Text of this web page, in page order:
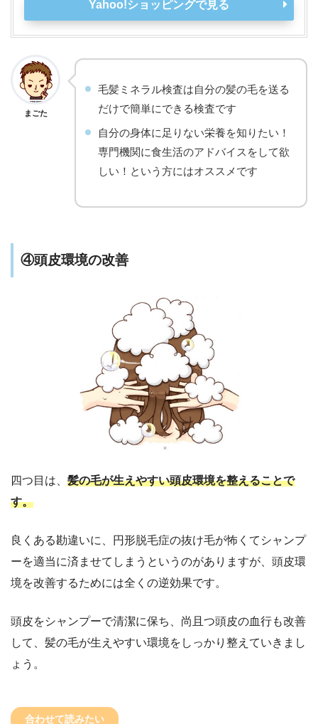
Yahoo!ショッピングで見る
まごた
毛髪ミネラル検査は自分の髪の毛を送る
だけで簡単にできる検査です
自分の身体に足りない栄養を知りたい！
専門機関に食生活のアドバイスをして欲
しい！という方にはオススメです
④頭皮環境の改善
四つ目は、 髪の毛が生えやすい頭皮環境を整えることで
す。
良くある勘違いに、円形脱毛症の抜け毛が怖くてシャンプ
ーを適当に済ませてしまうというのがありますが、頭皮環
境を改善するためには全くの逆効果です。
頭皮をシャンプーで清潔に保ち、尚且つ頭皮の血行も改善
して、髪の毛が生えやすい環境をしっかり整えていきまし
ょう。
合わせて読みたい